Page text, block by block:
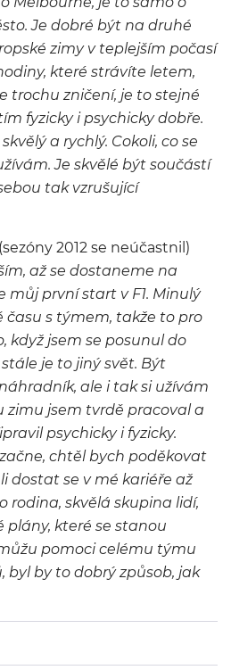
Je dobré být na druhé
zimy v teplejším počasí
které strávíte letem,
trochu zničení, je to stejné
fyzicky i psychicky dobře.
a rychlý. Cokoli, co se
Je skvělé být součástí
tak vzrušující
(sezóny 2012 se neúčastnil)
až se dostaneme na
můj první start v F1. Minulý
času s týmem, takže to pro
když jsem se posunul do
je to jiný svět. Být
ale i tak si užívám
zimu jsem tvrdě pracoval a
psychicky i fyzicky.
chtěl bych poděkovat
dostat se v mé kariéře až
rodina, skvělá skupina lidí,
které se stanou
pomoci celému týmu
byl by to dobrý způsob, jak